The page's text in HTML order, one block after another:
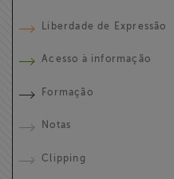
Liberdade de Expressão
Acesso à informação
Formação
Notas
Clipping